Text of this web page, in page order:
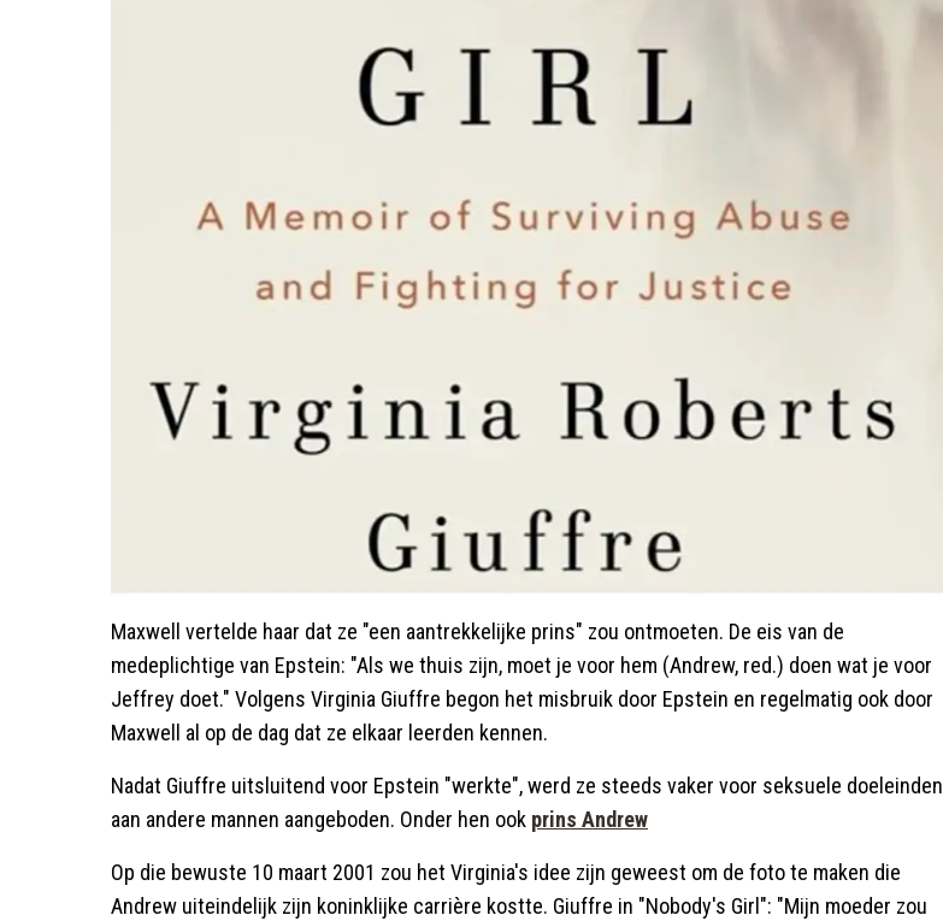
Maxwell vertelde haar dat ze "een aantrekkelijke prins" zou ontmoeten. De eis van de
medeplichtige van Epstein: "Als we thuis zijn, moet je voor hem (Andrew, red.) doen wat je voor
Jeffrey doet." Volgens Virginia Giuffre begon het misbruik door Epstein en regelmatig ook door
Maxwell al op de dag dat ze elkaar leerden kennen.
Nadat Giuffre uitsluitend voor Epstein "werkte", werd ze steeds vaker voor seksuele doeleinden
aan andere mannen aangeboden. Onder hen ook prins Andrew
Op die bewuste 10 maart 2001 zou het Virginia's idee zijn geweest om de foto te maken die
Andrew uiteindelijk zijn koninklijke carrière kostte. Giuffre in "Nobody's Girl": "Mijn moeder zou